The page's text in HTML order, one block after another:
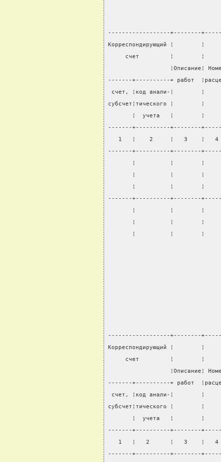
------------------+--------
Корреспондирующий ¦
счет         ¦        ¦
¦Описание¦
-------+----------+ работ
счет, ¦код анали-¦        ¦
субсчет¦тического ¦        ¦
¦  учета   ¦        ¦
-------+----------+--------
1   ¦    2     ¦   3    ¦
-------+----------+--------
¦          ¦        ¦
¦          ¦        ¦
¦          ¦        ¦
-------+----------+--------
¦          ¦        ¦
¦          ¦        ¦
¦          ¦        ¦
------------------+--------
Корреспондирующий ¦
счет         ¦        ¦
¦Описание¦
-------+----------+ работ
счет, ¦код анали-¦        ¦
субсчет¦тического ¦        ¦
¦  учета   ¦        ¦
-------+----------+--------
1   ¦   2      ¦   3    ¦
-------+----------+--------